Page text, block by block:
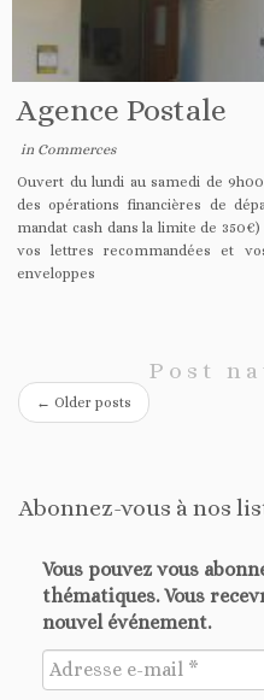
Agence Postale
in Commerces
Ouvert du lundi au samedi de
des opérations financières de
mandat cash dans la limite de
vos lettres recommandées et
enveloppes
Post
← Older posts
Abonnez-vous à nos
Vous pouvez vous
thématiques. Vous
nouvel événement.